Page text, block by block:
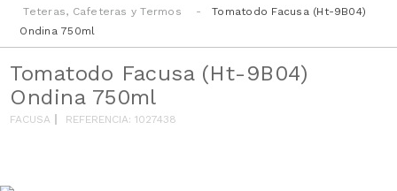
Teteras, Cafeteras y Termos
Tomatodo Facusa (Ht-9B04)
Ondina 750ml
Tomatodo Facusa (Ht-9B04)
Ondina 750ml
FACUSA REFERENCIA:1027438